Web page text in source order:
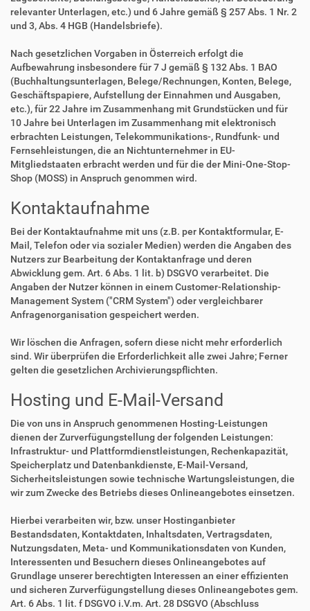
relevanter Unterlagen, etc.) und 6 Jahre gemäß § 257 Abs. 1 Nr. 2
und 3, Abs. 4 HGB (Handelsbriefe).
Nach gesetzlichen Vorgaben in Österreich erfolgt die
Aufbewahrung insbesondere für 7 J gemäß § 132 Abs. 1 BAO
(Buchhaltungsunterlagen, Belege/Rechnungen, Konten, Belege,
Geschäftspapiere, Aufstellung der Einnahmen und Ausgaben,
etc.), für 22 Jahre im Zusammenhang mit Grundstücken und für
10 Jahre bei Unterlagen im Zusammenhang mit elektronisch
erbrachten Leistungen, Telekommunikations-, Rundfunk- und
Fernsehleistungen, die an Nichtunternehmer in EU-
Mitgliedstaaten erbracht werden und für die der Mini-One-Stop-
Shop (MOSS) in Anspruch genommen wird.
Kontaktaufnahme
Bei der Kontaktaufnahme mit uns (z.B. per Kontaktformular, E-
Mail, Telefon oder via sozialer Medien) werden die Angaben des
Nutzers zur Bearbeitung der Kontaktanfrage und deren
Abwicklung gem. Art. 6 Abs. 1 lit. b) DSGVO verarbeitet. Die
Angaben der Nutzer können in einem Customer-Relationship-
Management System ("CRM System") oder vergleichbarer
Anfragenorganisation gespeichert werden.
Wir löschen die Anfragen, sofern diese nicht mehr erforderlich
sind. Wir überprüfen die Erforderlichkeit alle zwei Jahre; Ferner
gelten die gesetzlichen Archivierungspflichten.
Hosting und E-Mail-Versand
Die von uns in Anspruch genommenen Hosting-Leistungen
dienen der Zurverfügungstellung der folgenden Leistungen:
Infrastruktur- und Plattformdienstleistungen, Rechenkapazität,
Speicherplatz und Datenbankdienste, E-Mail-Versand,
Sicherheitsleistungen sowie technische Wartungsleistungen, die
wir zum Zwecke des Betriebs dieses Onlineangebotes einsetzen.
Hierbei verarbeiten wir, bzw. unser Hostinganbieter
Bestandsdaten, Kontaktdaten, Inhaltsdaten, Vertragsdaten,
Nutzungsdaten, Meta- und Kommunikationsdaten von Kunden,
Interessenten und Besuchern dieses Onlineangebotes auf
Grundlage unserer berechtigten Interessen an einer effizienten
und sicheren Zurverfügungstellung dieses Onlineangebotes gem.
Art. 6 Abs. 1 lit. f DSGVO i.V.m. Art. 28 DSGVO (Abschluss